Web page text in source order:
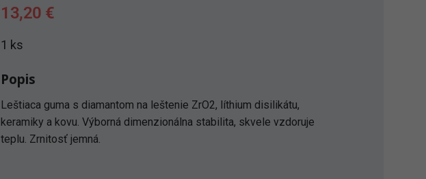
13,20 €
1 ks
Popis
Leštiaca guma s diamantom na leštenie ZrO2, líthium disilikátu,
keramiky a kovu. Výborná dimenzionálna stabilita, skvele vzdoruje
teplu. Zrnitosť jemná.